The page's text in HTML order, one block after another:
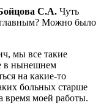
С.А. Чуть
Можно было
мы все такие
в нынешнем
на какие-то
больных старше
время моей работы.